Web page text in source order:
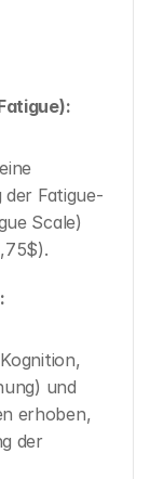
Fatigue-
Scale)
und
erhoben,
der